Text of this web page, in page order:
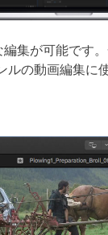
集が可能です
の動画編集に